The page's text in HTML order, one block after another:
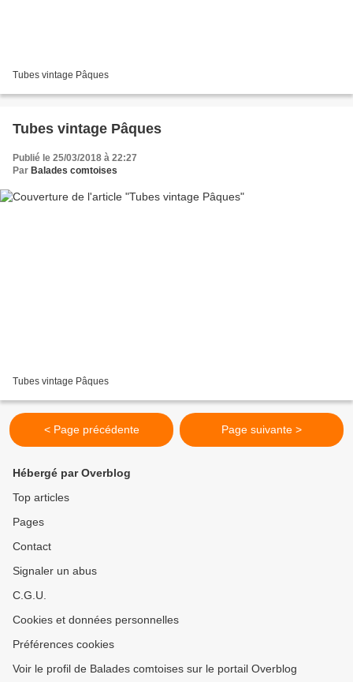
Tubes vintage Pâques
Tubes vintage Pâques
Publié le 25/03/2018 à 22:27
Par Balades comtoises
Tubes vintage Pâques
< Page précédente Page suivante >
Hébergé par Overblog
Top articles
Pages
Contact
Signaler un abus
C.G.U.
Cookies et données personnelles
Préférences cookies
Voir le profil de Balades comtoises sur le portail Overblog